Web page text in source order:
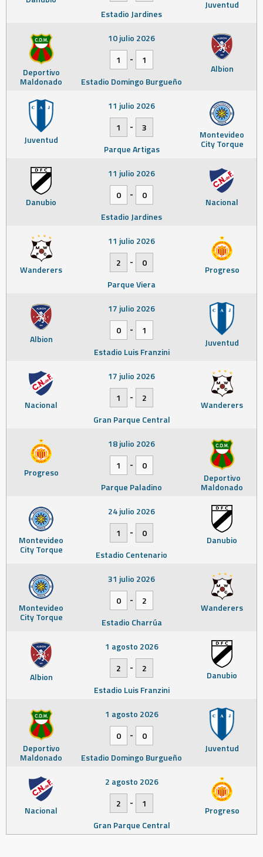
Juventud
Estadio Jardines
Deportivo
Maldonado
Albion
10 julio 2026
1
-
1
Estadio Domingo Burgueño
Juventud Montevideo
City Torque
11 julio 2026
1
-
3
Parque Artigas
Danubio Nacional
11 julio 2026
0
-
0
Estadio Jardines
Wanderers Progreso
11 julio 2026
2
-
0
Parque Viera
Albion Juventud
17 julio 2026
0
-
1
Estadio Luis Franzini
Nacional Wanderers
17 julio 2026
1
-
2
Gran Parque Central
Progreso Deportivo
Maldonado
18 julio 2026
1
-
0
Parque Paladino
Montevideo
City Torque
Danubio
24 julio 2026
1
-
0
Estadio Centenario
Montevideo
City Torque
Wanderers
31 julio 2026
0
-
2
Estadio Charrúa
Albion Danubio
1 agosto 2026
2
-
2
Estadio Luis Franzini
Deportivo
Maldonado
Juventud
1 agosto 2026
0
-
0
Estadio Domingo Burgueño
Nacional Progreso
2 agosto 2026
2
-
1
Gran Parque Central